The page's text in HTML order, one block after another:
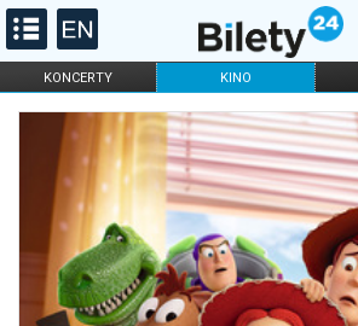
KONCERTY KINO
FILHARMONIA OPERA I BALET
ONLINE